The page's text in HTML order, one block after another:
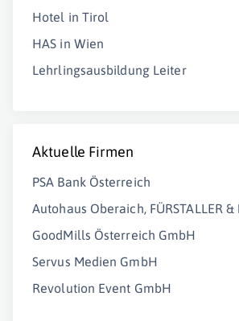
Hotel in Tirol
HAS in Wien
Lehrlingsausbildung Leiter
Aktuelle Firmen
PSA Bank Österreich
Autohaus Oberaich, FÜRSTALLER
GoodMills Österreich GmbH
Servus Medien GmbH
Revolution Event GmbH